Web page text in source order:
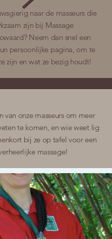
naar de masseurs die
zijn bij Massage
Neem dan snel een
persoonlijke pagina, om te
zijn en wat ze bezig houdt!
van onze masseurs om meer
te komen, en wie weet lig
bij ze op tafel voor een
massage!